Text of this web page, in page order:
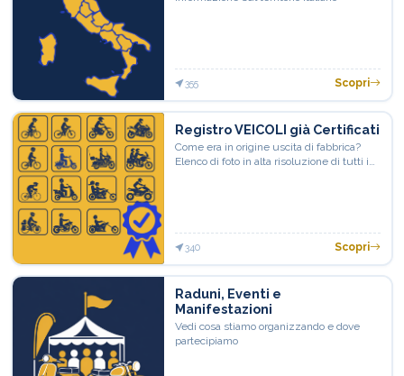
355 Scopri
Registro VEICOLI già Certificati
Come era in origine uscita di fabbrica?
Elenco di foto in alta risoluzione di tutti i
proprio mezzo
340 Scopri
Raduni, Eventi e
Manifestazioni
Vedi cosa stiamo organizzando e dove
partecipiamo